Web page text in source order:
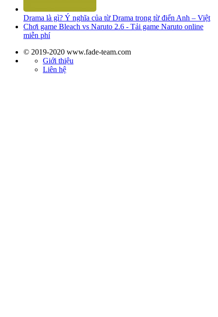
Drama là gì? Ý nghĩa của từ Drama trong từ điển Anh – Việt
Chơi game Bleach vs Naruto 2.6 - Tải game Naruto online
miễn phí
© 2019-2020 www.fade-team.com
Giới thiệu
Liên hệ